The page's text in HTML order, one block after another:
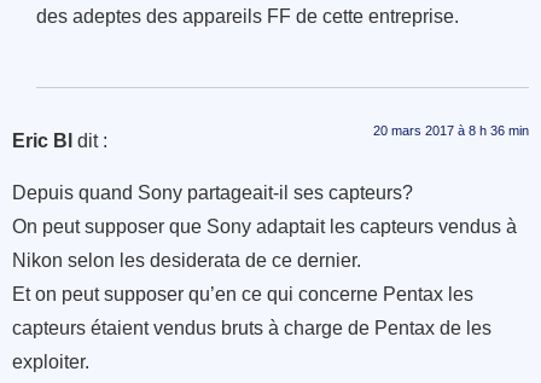
des adeptes des appareils FF de cette entreprise.
Eric Bl dit : 20 mars 2017 à 8 h 36 min
Depuis quand Sony partageait-il ses capteurs?
On peut supposer que Sony adaptait les capteurs vendus à
Nikon selon les desiderata de ce dernier.
Et on peut supposer qu’en ce qui concerne Pentax les
capteurs étaient vendus bruts à charge de Pentax de les
exploiter.